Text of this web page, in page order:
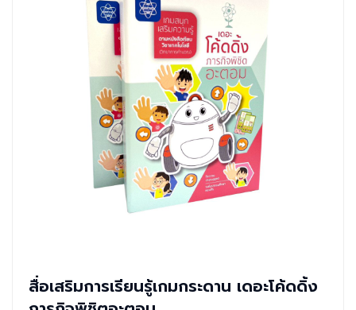
สื่อเสริมการเรียนรู้เกมกระดาน เดอะโค้ดดิ้ง